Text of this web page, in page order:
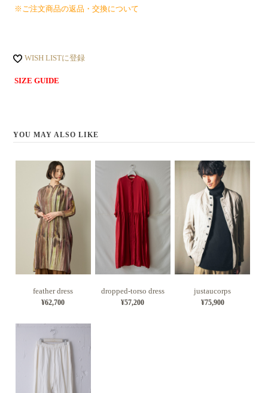
※ご注文商品の返品・交換について
WISH LISTに登録
SIZE GUIDE
YOU MAY ALSO LIKE
feather dress
¥62,700
dropped-torso dress
¥57,200
justaucorps
¥75,900